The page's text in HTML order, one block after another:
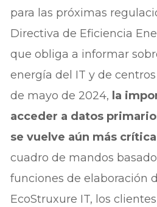
para las próximas
Directiva de Eficiencia
que obliga a informar
energía del IT y de
de mayo de 2024, la
acceder a datos
se vuelve aún más
cuadro de mandos
funciones de elaboración
EcoStruxure IT, los